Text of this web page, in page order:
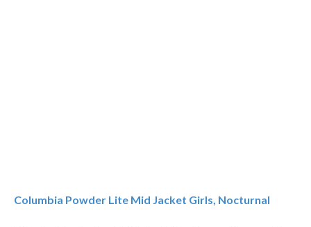
Columbia Powder Lite Mid Jacket Girls, Nocturnal